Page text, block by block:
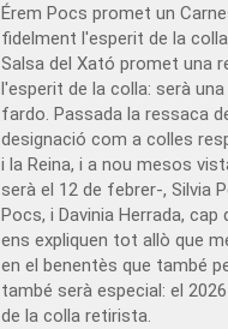
Érem Pocs promet un
fidelment l'esperit de la
Salsa del Xató promet una
l'esperit de la colla: serà
fardo. Passada la ressaca
designació com a colles
i la Reina, i a nou mesos
serà el 12 de febrer-, Silvia
Pocs, i Davinia Herrada,
ens expliquen tot allò que
en el benentès que també
també serà especial: el
de la colla retirista.